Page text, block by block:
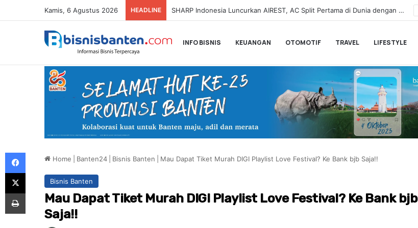
Kamis, 6 Agustus 2026 HEADLINE Honda Resmi Buka Pemesanan Honda Super-ONE di Indonesia
INFO BISNIS KEUANGAN OTOMOTIF TRAVEL LIFESTYLE
Home Banten24 Bisnis Banten Mau Dapat Tiket Murah DIGI Playlist Love Festival? Ke Bank bjb Saja!!
Bisnis Banten
Mau Dapat Tiket Murah DIGI Playlist Love Festival? Ke Bank bjb
Saja!!